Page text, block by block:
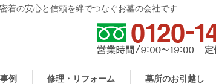
着の安心と信頼を絆でつなぐお墓の会社です
例 修理・リフォーム 墓所のお引越し